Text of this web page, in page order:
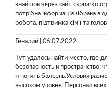
знайшов через сайт
потрібна інформація зібрана в
робота, підтримка сім’ї та
Генадий | 06.07.2022
Тут удалось найти место, где
безопасность и пространство,
и понять болезнь.Условия
высоком уровне. Персонал